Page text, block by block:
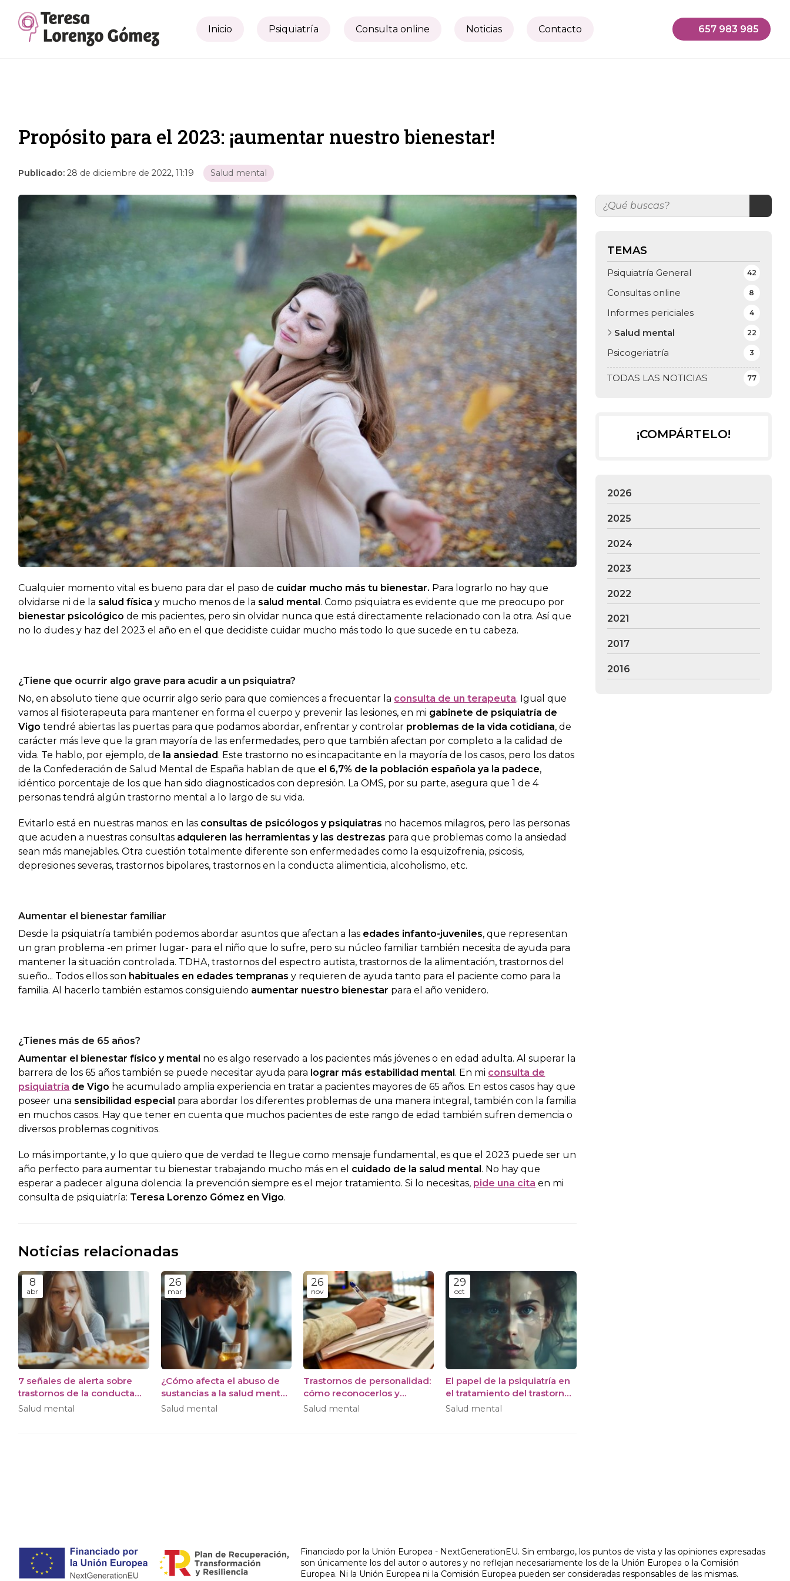
Inicio Psiquiatría Consulta online Noticias Contacto 657 983 985
Propósito para el 2023: ¡aumentar nuestro bienestar!
Publicado: 28 de diciembre de 2022, 11:19 Salud mental
TEMAS
TODAS LAS NOTICIAS 77
Psiquiatría General 42
Consultas online 8
Informes periciales 4
Salud mental 22
Psicogeriatría 3
Cualquier momento vital es bueno para dar el paso de cuidar mucho más tu bienestar. Para lograrlo no hay que
olvidarse ni de la salud física y mucho menos de la salud mental. Como psiquiatra es evidente que me preocupo por
bienestar psicológicode mis pacientes, pero sin olvidar nunca que está directamente relacionado con la otra. Así que
no lo dudes y haz del 2023 el año en el que decidiste cuidar mucho más todo lo que sucede en tu cabeza.
¿Tiene que ocurrir algo grave para acudir a un psiquiatra?
No, en absoluto tiene que ocurrir algo serio para que comiences a frecuentar la consulta de un terapeuta. Igual que
vamos al fisioterapeuta para mantener en forma el cuerpo y prevenir las lesiones, en mi gabinete de psiquiatría de
Vigo tendré abiertas las puertas para que podamos abordar, enfrentar y controlar problemas de la vida cotidiana, de
carácter más leve que la gran mayoría de las enfermedades, pero que también afectan por completo a la calidad de
vida. Te hablo, por ejemplo, de la ansiedad. Este trastorno no es incapacitante en la mayoría de los casos, pero los datos
de la Confederación de Salud Mental de España hablan de que el 6,7% de la población española ya la padece,
idéntico porcentaje de los que han sido diagnosticados con depresión. La OMS, por su parte, asegura que 1 de 4
personas tendrá algún trastorno mental a lo largo de su vida.
Evitarlo está en nuestras manos: en las consultas de psicólogos y psiquiatras no hacemos milagros, pero las personas
que acuden a nuestras consultas adquieren las herramientas y las destrezas para que problemas como la ansiedad
sean más manejables. Otra cuestión totalmente diferente son enfermedades como la esquizofrenia, psicosis,
depresiones severas, trastornos bipolares, trastornos en la conducta alimenticia, alcoholismo, etc.
Aumentar el bienestar familiar
Desde la psiquiatría también podemos abordar asuntos que afectan a las edades infanto-juveniles, que representan
un gran problema -en primer lugar- para el niño que lo sufre, pero su núcleo familiar también necesita de ayuda para
mantener la situación controlada. TDHA, trastornos del espectro autista, trastornos de la alimentación, trastornos del
sueño... Todos ellos son habituales en edades tempranasy requieren de ayuda tanto para el paciente como para la
familia. Al hacerlo también estamos consiguiendo aumentar nuestro bienestar para el año venidero.
¿Tienes más de 65 años?
Aumentar el bienestar físico y mental no es algo reservado a los pacientes más jóvenes o en edad adulta. Al superar la
barrera de los 65 años también se puede necesitar ayuda para lograr más estabilidad mental. En mi consulta de
psiquiatría de Vigo he acumulado amplia experiencia en tratar a pacientes mayores de 65 años. En estos casos hay que
poseer una sensibilidad especial para abordar los diferentes problemas de una manera integral, también con la familia
en muchos casos. Hay que tener en cuenta que muchos pacientes de este rango de edad también sufren demencia o
diversos problemas cognitivos.
Lo más importante, y lo que quiero que de verdad te llegue como mensaje fundamental, es que el 2023 puede ser un
año perfecto para aumentar tu bienestar trabajando mucho más en el cuidado de la salud mental. No hay que
esperar a padecer alguna dolencia: la prevención siempre es el mejor tratamiento. Si lo necesitas, pide una cita en mi
consulta de psiquiatría: Teresa Lorenzo Gómez en Vigo.
Noticias relacionadas
8
abr
7 señales de alerta sobre
trastornos de la conducta
alimentaria en adolescentes
Salud mental
26
mar
¿Cómo afecta el abuso de
sustancias a la salud mental
y qué tratamiento es
Salud mental
26
nov
Trastornos de personalidad:
cómo reconocerlos y
abordarlos adecuadamente
Salud mental
29
oct
El papel de la psiquiatría en
el tratamiento del trastorno
bipolar
Salud mental
¡COMPÁRTELO!
2026
2025
2024
2023
2022
2021
2017
2016
Financiado por la Unión Europea - NextGenerationEU. Sin embargo, los puntos de vista y las opiniones expresadas
son únicamente los del autor o autores y no reflejan necesariamente los de la Unión Europea o la Comisión
Europea. Ni la Unión Europea ni la Comisión Europea pueden ser consideradas responsables de las mismas.